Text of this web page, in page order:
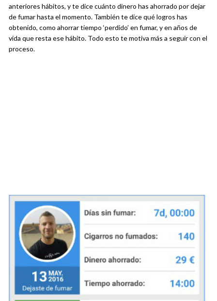
anteriores hábitos, y te dice cuánto dinero has ahorrado por dejar
de fumar hasta el momento. También te dice qué logros has
obtenido, como ahorrar tiempo ‘perdido’ en fumar, y en años de
vida que resta ese hábito. Todo esto te motiva más a seguir con el
proceso.